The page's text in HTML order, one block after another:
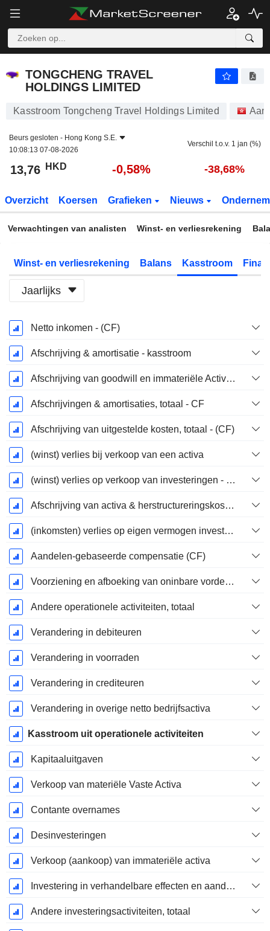
TONGCHENG TRAVEL
HOLDINGS LIMITED
Kasstroom Tongcheng Travel Holdings Limited
Beurs gesloten - Hong Kong S.E.
10:08:13 07-08-2026
Verschil t.o.v. 1 jan (%)
13,76 HKD -0,58% -38,68%
Overzicht Koersen Grafieken Nieuws
Verwachtingen van analisten Winst- en verliesrekening
Winst- en verliesrekening Balans Kasstroom
Jaarlijks
Start
boekjaar:
December
Netto inkomen - (CF)
Afschrijving & amortisatie - kasstroom
Afschrijving van goodwill en immateriële Activa - (CF) - (Modelspecifiek)
Afschrijvingen & amortisaties, totaal - CF
Afschrijving van uitgestelde kosten, totaal - (CF)
(winst) verlies bij verkoop van een activa
(winst) verlies op verkoop van investeringen - (CF)
Afschrijving van activa & herstructureringskosten
(inkomsten) verlies op eigen vermogen investeringen - (CF)
Aandelen-gebaseerde compensatie (CF)
Voorziening en afboeking van oninbare vorderingen
Andere operationele activiteiten, totaal
Verandering in debiteuren
Verandering in voorraden
Verandering in crediteuren
Verandering in overige netto bedrijfsactiva
Kasstroom uit operationele activiteiten
Kapitaaluitgaven
Verkoop van materiële Vaste Activa
Contante overnames
Desinvesteringen
Verkoop (aankoop) van immateriële activa
Investering in verhandelbare effecten en aandelen, totaal
Andere investeringsactiviteiten, totaal